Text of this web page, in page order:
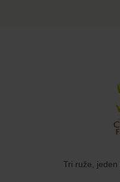
Tri ruže, jeden